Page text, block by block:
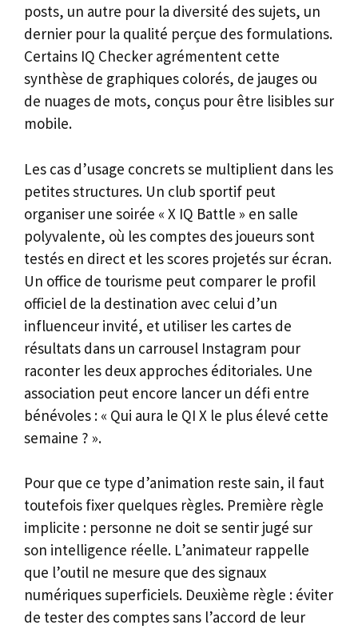
posts, un autre pour la diversité des sujets, un
dernier pour la qualité perçue des formulations.
Certains IQ Checker agrémentent cette
synthèse de graphiques colorés, de jauges ou
de nuages de mots, conçus pour être lisibles sur
mobile.
Les cas d’usage concrets se multiplient dans les
petites structures. Un club sportif peut
organiser une soirée « X IQ Battle » en salle
polyvalente, où les comptes des joueurs sont
testés en direct et les scores projetés sur écran.
Un office de tourisme peut comparer le profil
officiel de la destination avec celui d’un
influenceur invité, et utiliser les cartes de
résultats dans un carrousel Instagram pour
raconter les deux approches éditoriales. Une
association peut encore lancer un défi entre
bénévoles : « Qui aura le QI X le plus élevé cette
semaine ? ».
Pour que ce type d’animation reste sain, il faut
toutefois fixer quelques règles. Première règle
implicite : personne ne doit se sentir jugé sur
son intelligence réelle. L’animateur rappelle
que l’outil ne mesure que des signaux
numériques superficiels. Deuxième règle : éviter
de tester des comptes sans l’accord de leur